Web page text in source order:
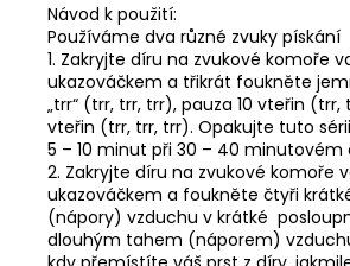
Návod k použití:
Používáme dva různé zvuky pískání
1. Zakryjte díru na zvukové komoře
ukazováčkem a třikrát foukněte
„trr“ (trr, trr, trr), pauza 10 vteřin (trr,
vteřin (trr, trr, trr). Opakujte tuto
5 – 10 minut při 30 – 40 minutovém
2. Zakryjte díru na zvukové komoře
ukazováčkem a foukněte čtyři
(nápory) vzduchu v krátké
dlouhým tahem (náporem)